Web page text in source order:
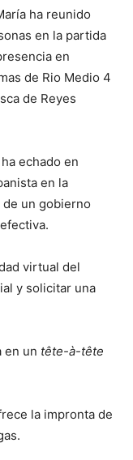
ha reunido
en la partida
en
de Rio Medio 4
de Reyes
echado en
en la
un gobierno
virtual del
y solicitar una
en un tête-à-tête
la impronta de